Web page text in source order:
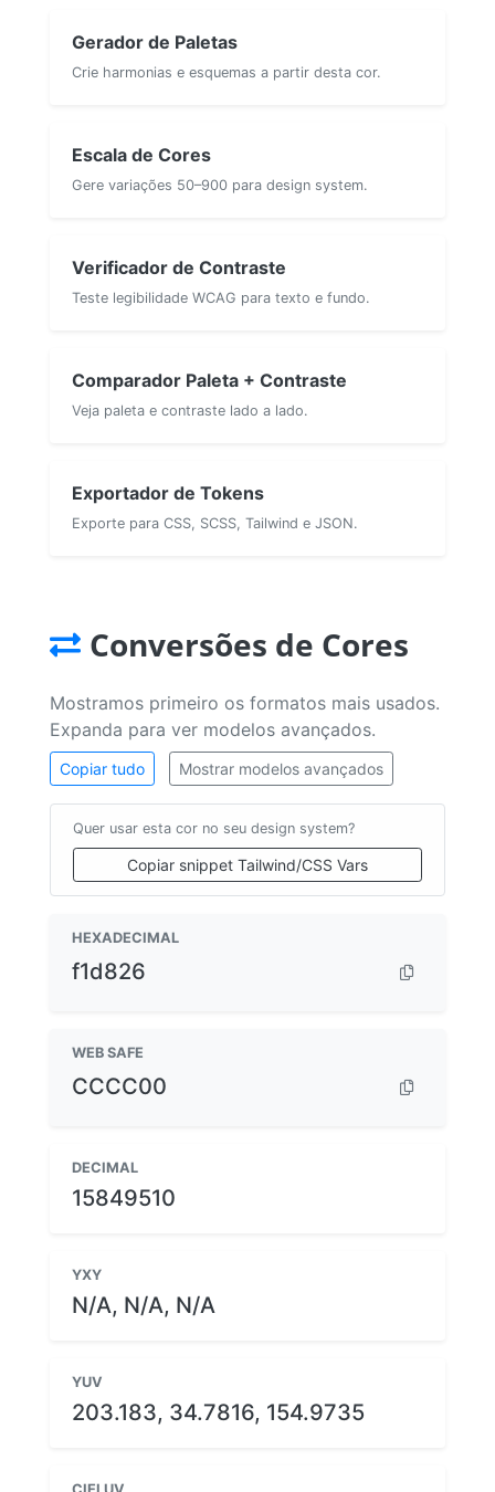
Gerador de Paletas
Crie harmonias e esquemas a partir desta cor.
Escala de Cores
Gere variações 50–900 para design system.
Verificador de Contraste
Teste legibilidade WCAG para texto e fundo.
Comparador Paleta + Contraste
Veja paleta e contraste lado a lado.
Exportador de Tokens
Exporte para CSS, SCSS, Tailwind e JSON.
Conversões de Cores
Mostramos primeiro os formatos mais usados.
Expanda para ver modelos avançados.
Copiar tudo Mostrar modelos avançados
Quer usar esta cor no seu design system?
Copiar snippet Tailwind/CSS Vars
HEXADECIMAL
f1d826
WEB SAFE
CCCC00
DECIMAL
15849510
YXY
N/A, N/A, N/A
YUV
203.183, 34.7816, 154.9735
CIELUV